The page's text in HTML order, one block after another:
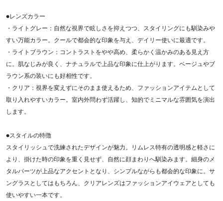
●レンズカラー
・ライトグレー：自然な視界で眩しさを抑えつつ、スタイリングにも馴染みや
すい万能カラー。クールで都会的な印象を与え、デイリー使いに最適です。
・ライトブラウン：コントラストをやや高め、柔らかく温かみのある見え方
に。肌なじみが良く、ナチュラルで上品な印象に仕上がります。ベージュやブ
ラウン系の装いにも好相性です。
・クリア：視界を変えずにそのまま使えるため、ファッションアイテムとして
取り入れやすいカラー。室内外問わず活躍し、知的でミニマルな雰囲気を演出
します。
●スタイルの特徴
スタイリッシュで洗練されたデザインが魅力。リムレス特有の透明感と軽さに
より、掛けた時の印象を重く見せず、自然に顔まわりへ馴染みます。細身のメ
タルパーツが上品なアクセントとなり、シンプルながらも都会的な印象に。サ
ングラスとしてはもちろん、クリアレンズはファッションアイウェアとしても
使いやすい一本です。